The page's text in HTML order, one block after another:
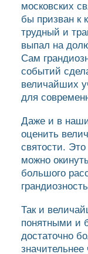
московских
бы призван к
трудный и
выпал на
Сам
событий
величайших
для
Даже и в
оценить
святости.
можно
большого
Так и
понятными и
достаточно